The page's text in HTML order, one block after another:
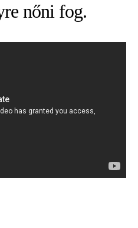
nőni fog.